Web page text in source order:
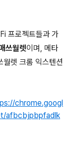
프로젝트들과 가
쓰월렛이며, 메타
월렛 크롬 익스텐션
chrome.googl
afbcbjpbpfadlk